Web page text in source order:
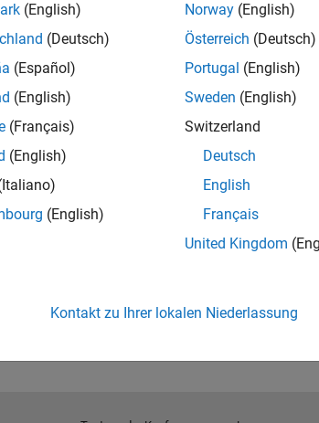
library
and deployment of DSP algorithms
code for Intel and ARM processors
Compiler
and MATLAB Parallel Server
(English)
(Deutsch)
(Español)
(English)
(Français)
(English)
(English)
Norway (English)
Österreich (Deutsch)
Portugal (English)
Sweden (English)
Switzerland
Deutsch
English
Français
United Kingdom
Kontakt zu Ihrer lokalen Niederlassung